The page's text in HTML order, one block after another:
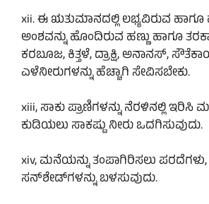
xii. ಈ ಋತುಮಾನದಲ್ಲಿ ಲಭ್ಯವಿರುವ ಹಾಗೂ
ಅಂಶವನ್ನು ಹೊಂದಿರುವ ಹಣ್ಣು ಹಾಗೂ
ಕರಬೂಜ, ಕಿತ್ತಳೆ, ದ್ರಾಕ್ಷಿ, ಅನಾನಸ್,
ಎಳೆನೀರುಗಳನ್ನು ಹೆಚ್ಚಾಗಿ ಸೇವಿಸಬೇಕು.
xiii, ಸಾಕು ಪ್ರಾಣಿಗಳನ್ನು ನೆರಳಿನಲ್ಲಿ ಇರಿಸಿ
ಕುಡಿಯಲು ಸಾಕಷ್ಟು ನೀರು ಒದಗಿಸುವುದು.
xiv, ಮನೆಯನ್ನು ತಂಪಾಗಿರಿಸಲು
ಸನ್‌ಶೇಡ್‌ಗಳನ್ನು ಬಳಸುವುದು.